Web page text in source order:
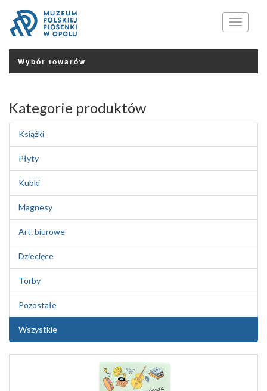
Menu
Wybór towarów
Kategorie produktów
Książki
Płyty
Kubki
Magnesy
Art. biurowe
Dziecięce
Torby
Pozostałe
Wszystkie